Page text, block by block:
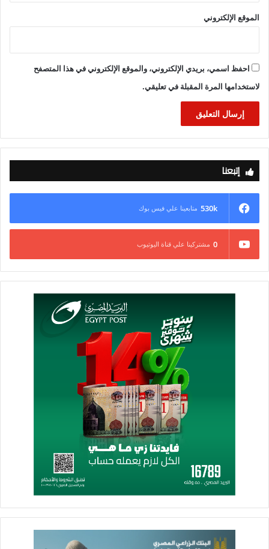
من جانبه، أشاد وزير خارجية كوريا الجنوبية بعمق العلاقات المصرية
الكورية، معربًا عن تطلعه إلى الارتقاء بمستوى التعاون المشترك في
الموقع الإلكتروني
احفظ اسمي، بريدي الإلكتروني، والموقع الإلكتروني في هذا المتصفح
لاستخدامها المرة المقبلة في تعليقي.
إتبعنا
530k متابعينا علي فيس بوك
0 مشتركينا علي قناة اليوتيوب